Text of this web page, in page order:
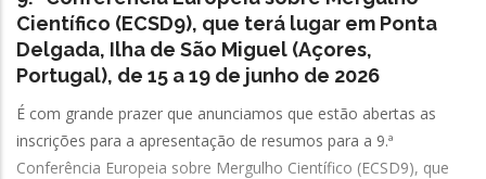
Científico (ECSD9), que terá lugar em Ponta
Delgada, Ilha de São Miguel (Açores,
Portugal), de 15 a 19 de junho de 2026
É com grande prazer que anunciamos que estão abertas as
inscrições para a apresentação de resumos para a 9.ª
Conferência Europeia sobre Mergulho Científico (ECSD9), que